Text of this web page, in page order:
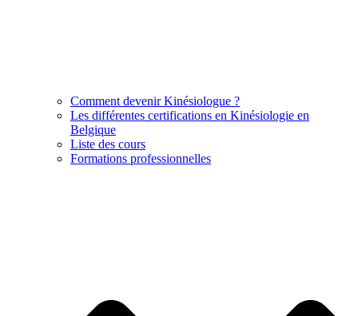
Comment devenir Kinésiologue ?
Les différentes certifications en Kinésiologie en
Belgique
Liste des cours
Formations professionnelles